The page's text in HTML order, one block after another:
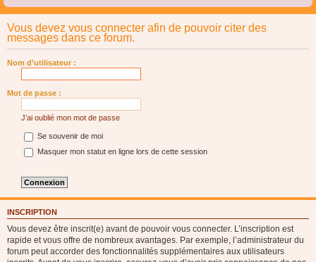
Vous devez vous connecter afin de pouvoir citer des
messages dans ce forum.
Nom d’utilisateur :
Mot de passe :
J’ai oublié mon mot de passe
Se souvenir de moi
Masquer mon statut en ligne lors de cette session
INSCRIPTION
Vous devez être inscrit(e) avant de pouvoir vous connecter. L’inscription est
rapide et vous offre de nombreux avantages. Par exemple, l’administrateur du
forum peut accorder des fonctionnalités supplémentaires aux utilisateurs